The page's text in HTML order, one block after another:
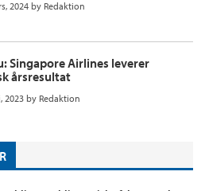
2024 by Redaktion
Singapore Airlines leverer
årsresultat
2023 by Redaktion